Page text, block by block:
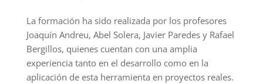
La formación ha sido realizada por los profesores
Joaquín Andreu, Abel Solera, Javier Paredes y Rafael
Bergillos, quienes cuentan con una amplia
experiencia tanto en el desarrollo como en la
aplicación de esta herramienta en proyectos reales.